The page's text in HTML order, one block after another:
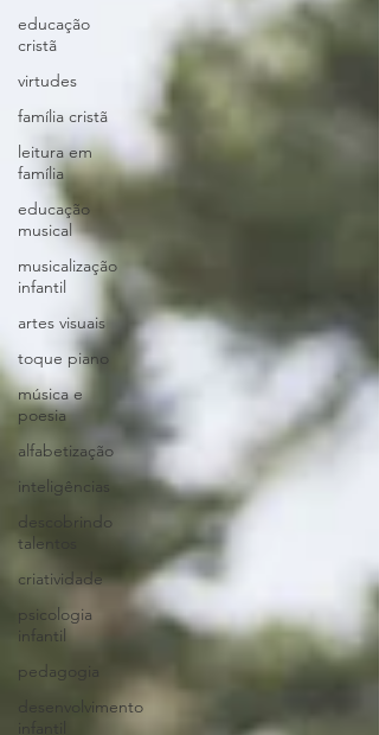
educação
cristã
virtudes
família cristã
leitura em
família
educação
musical
musicalização
infantil
artes visuais
toque piano
música e
poesia
alfabetização
inteligências
descobrindo
talentos
criatividade
psicologia
infantil
pedagogia
desenvolvimento
infantil